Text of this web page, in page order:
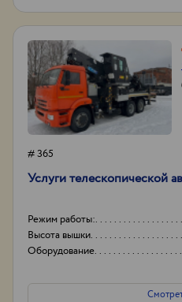
# 365
Услуги телескопической
Режим работы:
Высота вышки
Оборудование